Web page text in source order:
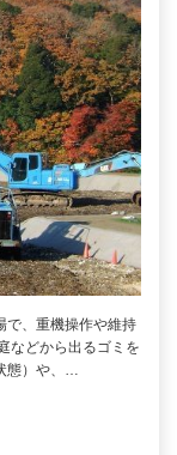
で、重機操作や維持
などから出るゴミを
態）や、…